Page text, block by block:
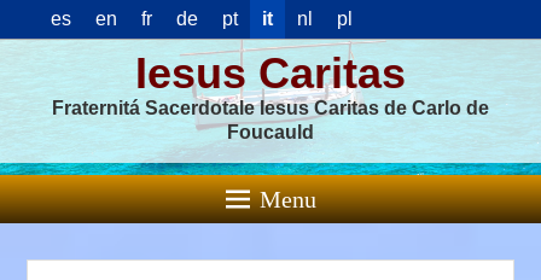
es en fr de pt it nl pl
Iesus Caritas
Fraternitá Sacerdotale Iesus Caritas de Carlo de
Foucauld
Menu